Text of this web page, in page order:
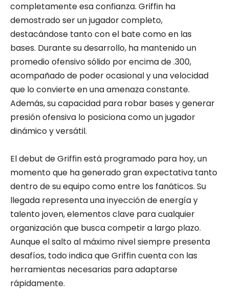
completamente esa confianza. Griffin ha
demostrado ser un jugador completo,
destacándose tanto con el bate como en las
bases. Durante su desarrollo, ha mantenido un
promedio ofensivo sólido por encima de .300,
acompañado de poder ocasional y una velocidad
que lo convierte en una amenaza constante.
Además, su capacidad para robar bases y generar
presión ofensiva lo posiciona como un jugador
dinámico y versátil.
El debut de Griffin está programado para hoy, un
momento que ha generado gran expectativa tanto
dentro de su equipo como entre los fanáticos. Su
llegada representa una inyección de energía y
talento joven, elementos clave para cualquier
organización que busca competir a largo plazo.
Aunque el salto al máximo nivel siempre presenta
desafíos, todo indica que Griffin cuenta con las
herramientas necesarias para adaptarse
rápidamente.